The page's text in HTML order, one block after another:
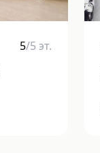
5/5 эт.